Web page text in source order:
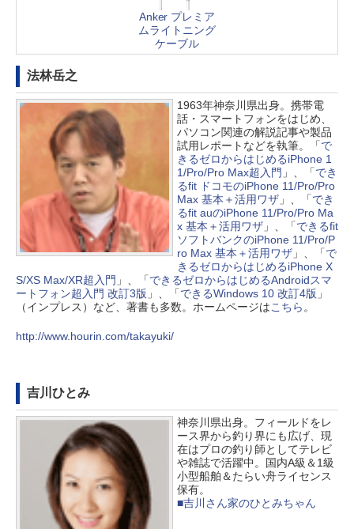
Anker プレミア
ムライトニング
ケーブル
法林岳之
1963年神奈川県出身。携帯電
話・スマートフォンをはじめ、
パソコン関連の解説記事や製品
試用レポートなどを執筆。「で
きるゼロからはじめるiPhone 1
1/Pro/Pro Max超入門 」、「でき
るfit ドコモのiPhone 11/Pro/Pro
Max 基本＋活用ワザ」、「でき
るfit auのiPhone 11/Pro/Pro Ma
x 基本＋活用ワザ」、「できるfit
ソフトバンクのiPhone 11/Pro/P
ro Max 基本＋活用ワザ」、「で
きるゼロからはじめるiPhone X
S/XS Max/XR超入門 」、「できるゼロからはじめるAndroidスマ
ートフォン超入門 改訂3版 」、「できるWindows 10 改訂4版 」
（インプレス）など、著書も多数。ホームページはこちら 。
http://www.hourin.com/takayuki/
吉川ひとみ
神奈川県出身。フィールドをレ
ース界から釣り界にも広げ、現
在はプロの釣り師としてテレビ
や雑誌で活躍中。国内A級＆1級
小型船舶＆たらい舟ライセンス
保有。
■吉川さん家のひとみちゃん